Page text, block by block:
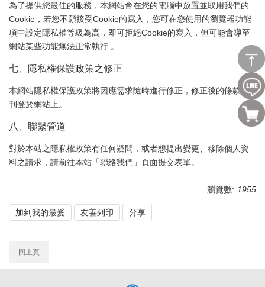
為了提供您最佳的服務，本網站會在您的電腦中放置並取用我們的
Cookie，若您不願接受Cookie的寫入，您可在您使用的瀏覽器功能
項中設定隱私權等級為高，即可拒絕Cookie的寫入，但可能會導至
網站某些功能無法正常執行 。
七、隱私權保護政策之修正
本網站隱私權保護政策將因應需求隨時進行修正，修正後的條款將
刊登於網站上。
八、聯繫管道
對於本站之隱私權政策有任何疑問，或者想提出變更、移除個人資
料之請求，請前往本站「聯絡我們」頁面提交表單。
瀏覽數: 1955
加到我的最愛 友善列印 分享
回上頁